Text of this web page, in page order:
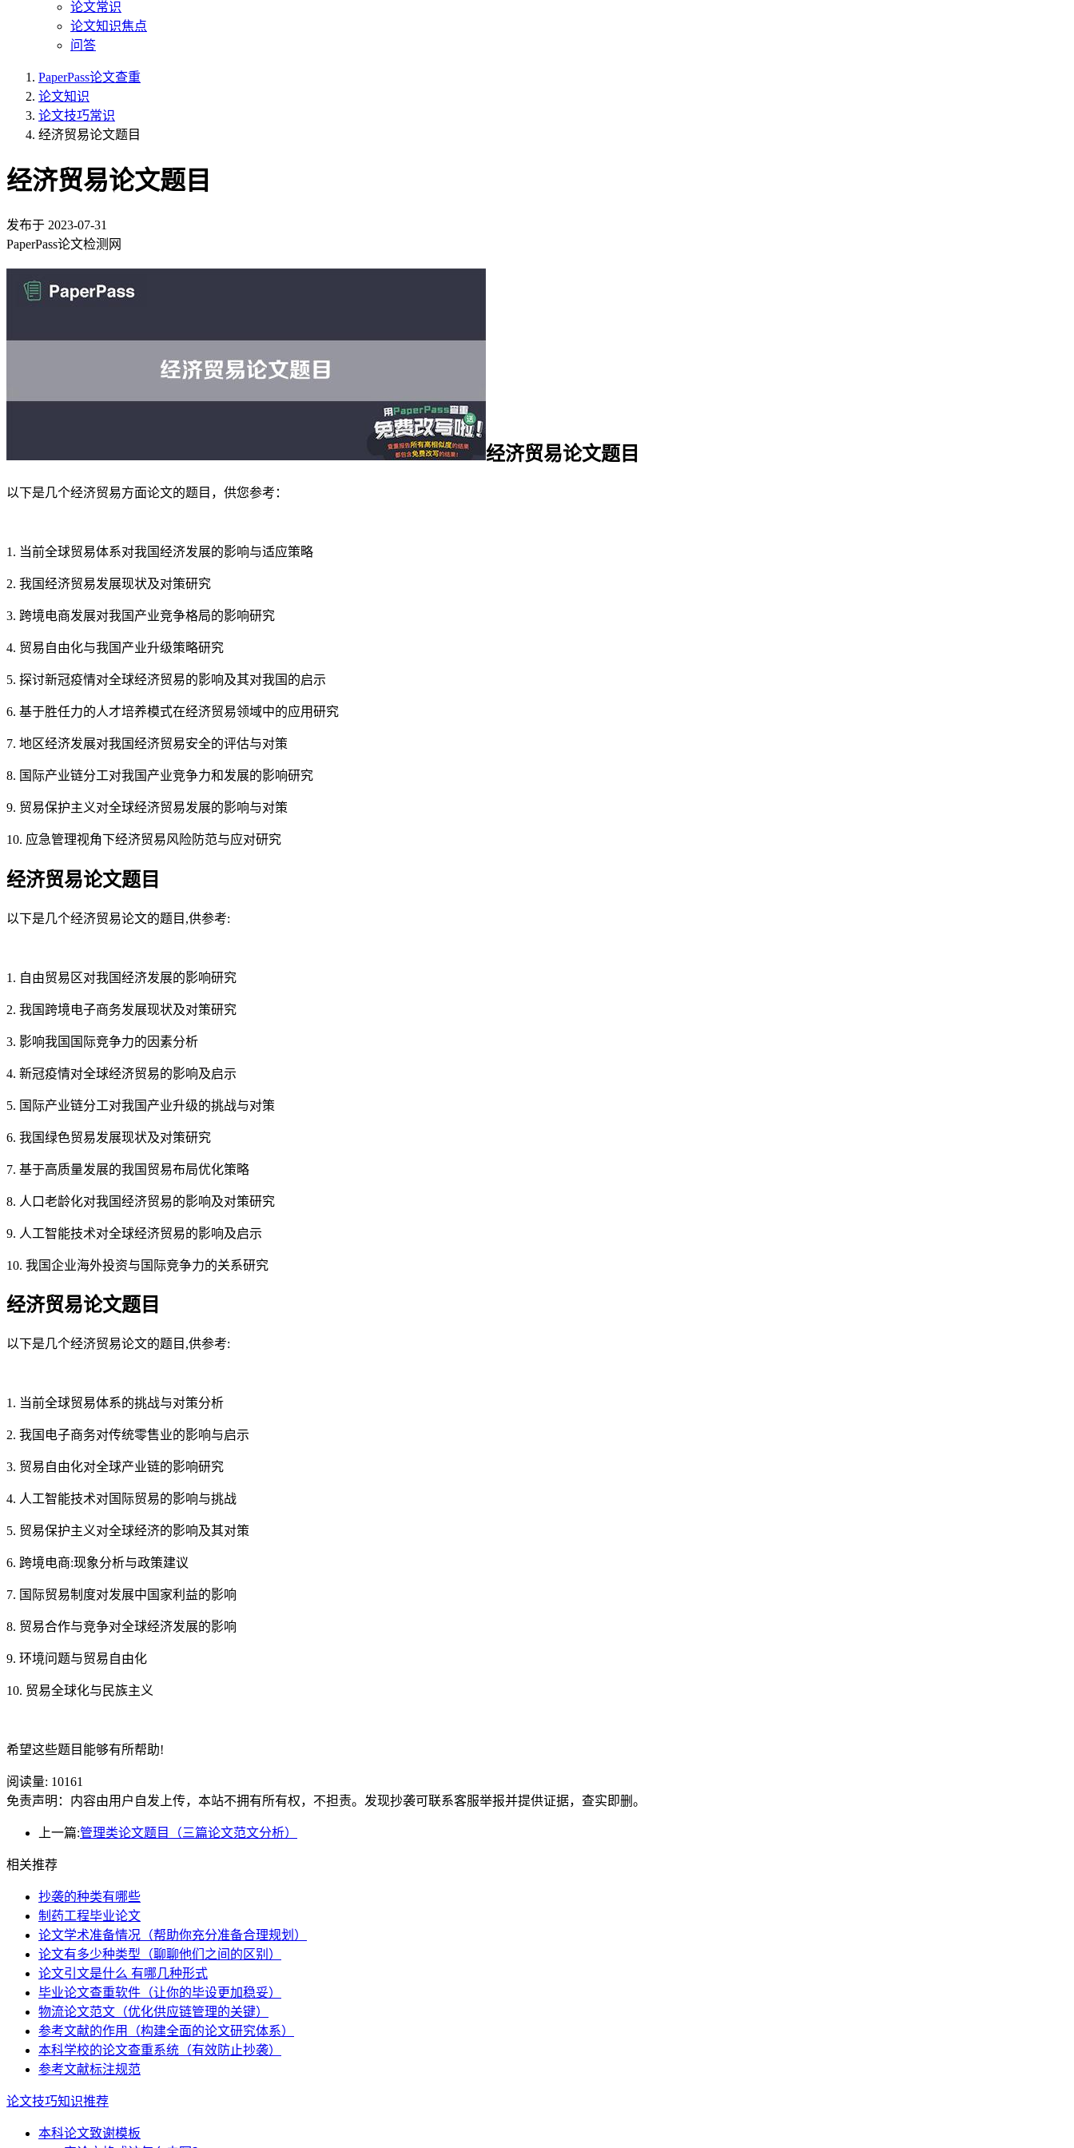
论文常识
论文知识焦点
问答
PaperPass论文查重
论文知识
论文技巧常识
经济贸易论文题目
经济贸易论文题目
发布于 2023-07-31
PaperPass论文检测网
经济贸易论文题目
以下是几个经济贸易方面论文的题目，供您参考：
1. 当前全球贸易体系对我国经济发展的影响与适应策略
2. 我国经济贸易发展现状及对策研究
3. 跨境电商发展对我国产业竞争格局的影响研究
4. 贸易自由化与我国产业升级策略研究
5. 探讨新冠疫情对全球经济贸易的影响及其对我国的启示
6. 基于胜任力的人才培养模式在经济贸易领域中的应用研究
7. 地区经济发展对我国经济贸易安全的评估与对策
8. 国际产业链分工对我国产业竞争力和发展的影响研究
9. 贸易保护主义对全球经济贸易发展的影响与对策
10. 应急管理视角下经济贸易风险防范与应对研究
经济贸易论文题目
以下是几个经济贸易论文的题目,供参考:
1. 自由贸易区对我国经济发展的影响研究
2. 我国跨境电子商务发展现状及对策研究
3. 影响我国国际竞争力的因素分析
4. 新冠疫情对全球经济贸易的影响及启示
5. 国际产业链分工对我国产业升级的挑战与对策
6. 我国绿色贸易发展现状及对策研究
7. 基于高质量发展的我国贸易布局优化策略
8. 人口老龄化对我国经济贸易的影响及对策研究
9. 人工智能技术对全球经济贸易的影响及启示
10. 我国企业海外投资与国际竞争力的关系研究
经济贸易论文题目
以下是几个经济贸易论文的题目,供参考:
1. 当前全球贸易体系的挑战与对策分析
2. 我国电子商务对传统零售业的影响与启示
3. 贸易自由化对全球产业链的影响研究
4. 人工智能技术对国际贸易的影响与挑战
5. 贸易保护主义对全球经济的影响及其对策
6. 跨境电商:现象分析与政策建议
7. 国际贸易制度对发展中国家利益的影响
8. 贸易合作与竞争对全球经济发展的影响
9. 环境问题与贸易自由化
10. 贸易全球化与民族主义
希望这些题目能够有所帮助!
阅读量: 10161
免责声明：内容由用户自发上传，本站不拥有所有权，不担责。发现抄袭可联系客服举报并提供证据，查实即删。
上一篇:管理类论文题目（三篇论文范文分析）
相关推荐
抄袭的种类有哪些
制药工程毕业论文
论文学术准备情况（帮助你充分准备合理规划）
论文有多少种类型（聊聊他们之间的区别）
论文引文是什么 有哪几种形式
毕业论文查重软件（让你的毕设更加稳妥）
物流论文范文（优化供应链管理的关键）
参考文献的作用（构建全面的论文研究体系）
本科学校的论文查重系统（有效防止抄袭）
参考文献标注规范
论文技巧知识推荐
本科论文致谢模板